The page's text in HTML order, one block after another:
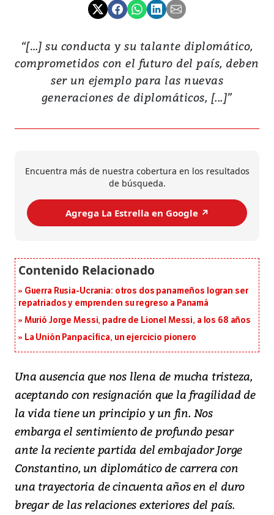
“[…] su conducta y su talante diplomático,
comprometidos con el futuro del país, deben
ser un ejemplo para las nuevas
generaciones de diplomáticos, [...]”
Encuentra más de nuestra cobertura en los resultados
de búsqueda.
Agrega La Estrella en Google ↗️
Guerra Rusia-Ucrania: otros dos panameños logran ser
repatriados y emprenden su regreso a Panamá
Murió Jorge Messi, padre de Lionel Messi, a los 68 años
La Unión Panpacífica, un ejercicio pionero
Una ausencia que nos llena de mucha tristeza,
aceptando con resignación que la fragilidad de
la vida tiene un principio y un fin. Nos
embarga el sentimiento de profundo pesar
ante la reciente partida del embajador Jorge
Constantino, un diplomático de carrera con
una trayectoria de cincuenta años en el duro
bregar de las relaciones exteriores del país.